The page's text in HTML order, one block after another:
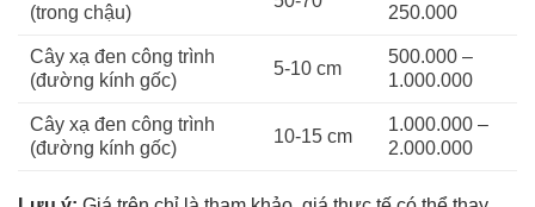
(trong chậu)
250.000
Cây xạ đen công trình
(đường kính gốc)
5-10 cm
500.000 –
1.000.000
Cây xạ đen công trình
(đường kính gốc)
10-15 cm
1.000.000 –
2.000.000